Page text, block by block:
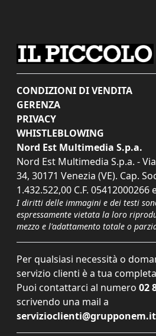
CONDIZIONI DI VENDITA
GERENZA
PRIVACY
WHISTLEBLOWING
Nord Est Multimedia S.p.a.
Nord Est Multimedia S.p.a. -
34, 30171 Venezia (VE). Cap.
1.432.522,00 C.F. 05412000266
I diritti delle immagini e dei testi
espressamente vietata la loro
mezzo e l'adattamento totale o
Per qualsiasi necessità o
servizio clienti è a tua
Puoi contattarci al numero 02
scrivendo una mail a
servizioclienti@grupponem.it